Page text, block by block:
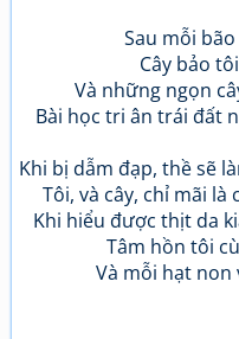
Sau mỗi
Cây bảo
Và những ngọn
Bài học tri ân trái đất
Khi bị dẫm đạp, thề sẽ
Tôi, và cây, chỉ mãi
Khi hiểu được thịt da
Tâm hồn tôi
Và mỗi hạt